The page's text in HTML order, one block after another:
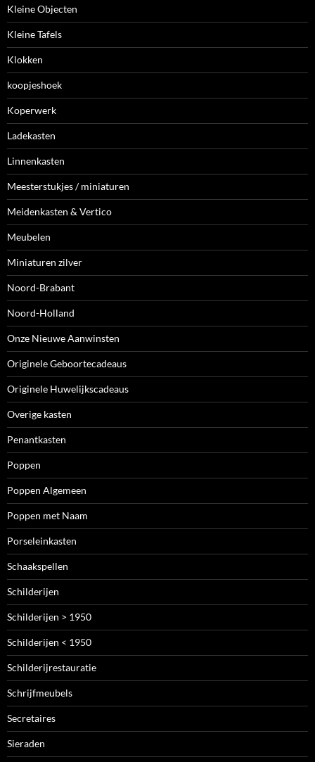
Kleine Objecten
Kleine Tafels
Klokken
koopjeshoek
Koperwerk
Ladekasten
Linnenkasten
Meesterstukjes / miniaturen
Meidenkasten & Vertico
Meubelen
Miniaturen zilver
Noord-Brabant
Noord-Holland
Onze Nieuwe Aanwinsten
Originele Geboortecadeaus
Originele Huwelijkscadeaus
Overige kasten
Penantkasten
Poppen
Poppen Algemeen
Poppen met Naam
Porseleinkasten
Schaakspellen
Schilderijen
Schilderijen > 1950
Schilderijen < 1950
Schilderijrestauratie
Schrijfmeubels
Secretaires
Sieraden